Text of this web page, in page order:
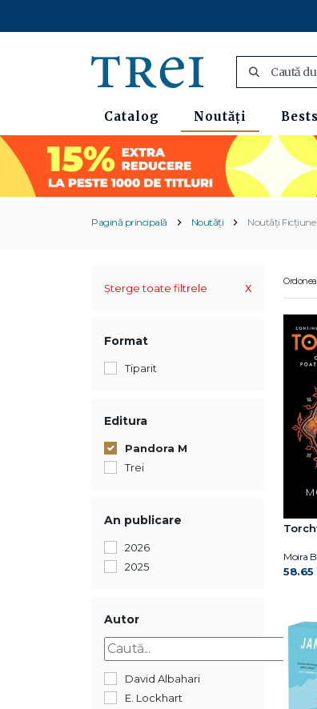
Catalog Noutăți
Pagină principală Noutăți Noutăți Ficțiune
Șterge toate filtrele x
Format
Tiparit
Editura
Pandora M
Trei
An publicare
2026
2025
Autor
David Albahari
E. Lockhart
Moira
58.65